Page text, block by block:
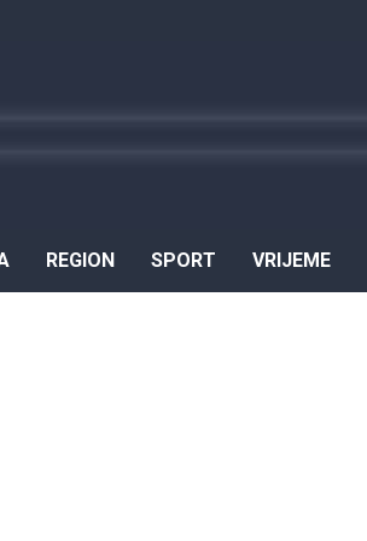
REGION SPORT VRIJEME